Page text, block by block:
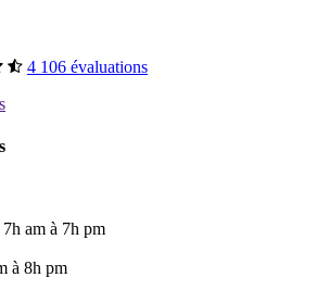
4 106 évaluations
am à 7h pm
à 8h pm